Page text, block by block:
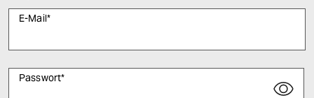
E-Mail*
Passwort*